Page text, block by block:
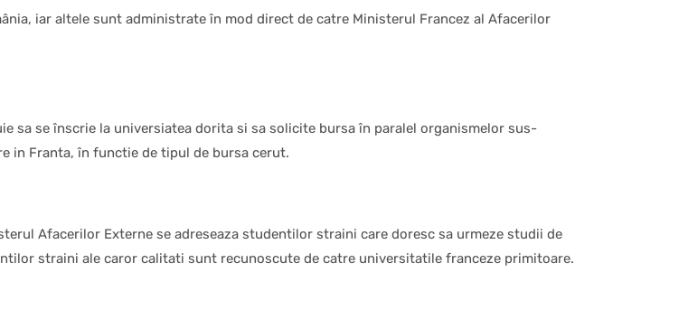
iar altele sunt administrate în mod direct de catre Ministerul Francez al Afacerilor
sa se înscrie la universiatea dorita si sa solicite bursa în paralel organismelor sus-
in Franta, în functie de tipul de bursa cerut.
Afacerilor Externe se adreseaza studentilor straini care doresc sa urmeze studii de
straini ale caror calitati sunt recunoscute de catre universitatile franceze primitoare.